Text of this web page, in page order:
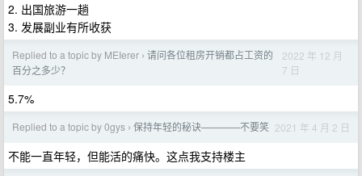
2. 出国旅游一趟
3. 发展副业有所收获
Replied to a topic by MEIerer › 请问各位租房开销都占工资的
百分之多少？
2022 年 12 月
7 日
5.7%
Replied to a topic by 0gys › 保持年轻的秘诀————不要笑 2021 年 4 月 2 日
不能一直年轻，但能活的痛快。这点我支持楼主